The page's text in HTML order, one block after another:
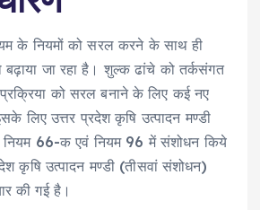
के नियमों को सरल करने के साथ ही
जा रहा है। शुल्क ढांचे को तर्कसंगत
को सरल बनाने के लिए कई नए
लिए उत्तर प्रदेश कृषि उत्पादन मण्डी
नियम 66-क एवं नियम 96 में संशोधन किये
कृषि उत्पादन मण्डी (तीसवां संशोधन)
की गई है।